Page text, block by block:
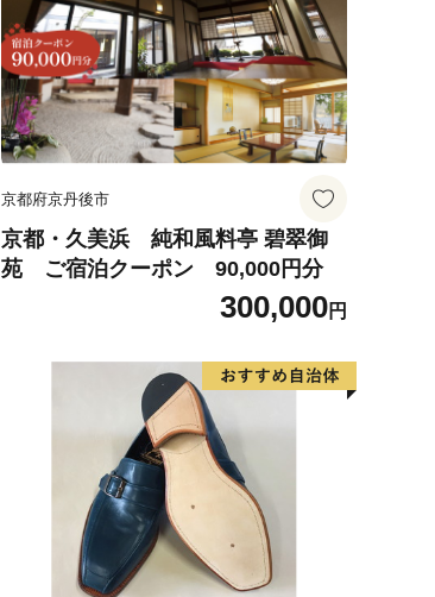
京都府京丹後市
京都・久美浜 純和風料亭 碧翠御
苑 ご宿泊クーポン 90,000円分
300,000円